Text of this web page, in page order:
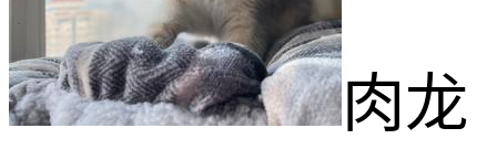
肉龙